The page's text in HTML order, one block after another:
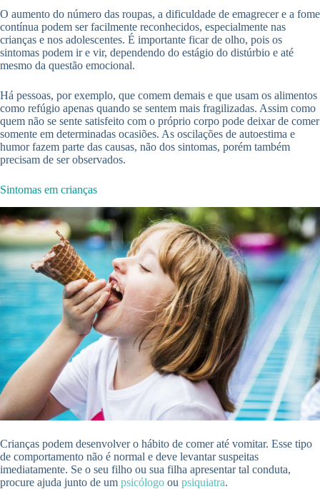
O aumento do número das roupas, a dificuldade de emagrecer e a fome
contínua podem ser facilmente reconhecidos, especialmente nas
crianças e nos adolescentes. É importante ficar de olho, pois os
sintomas podem ir e vir, dependendo do estágio do distúrbio e até
mesmo da questão emocional.
Há pessoas, por exemplo, que comem demais e que usam os alimentos
como refúgio apenas quando se sentem mais fragilizadas. Assim como
quem não se sente satisfeito com o próprio corpo pode deixar de comer
somente em determinadas ocasiões. As oscilações de autoestima e
humor fazem parte das causas, não dos sintomas, porém também
precisam de ser observados.
Sintomas em crianças
Crianças podem desenvolver o hábito de comer até vomitar. Esse tipo
de comportamento não é normal e deve levantar suspeitas
imediatamente. Se o seu filho ou sua filha apresentar tal conduta,
procure ajuda junto de um psicólogo ou psiquiatra.